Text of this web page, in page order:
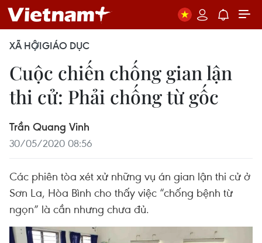
XÃ HỘIGIÁO DỤC
Cuộc chiến chống gian lận
thi cử: Phải chống từ gốc
Trần Quang Vinh
30/05/2020 08:56
Các phiên tòa xét xử những vụ án gian lận thi cử ở
Sơn La, Hòa Bình cho thấy việc “chống bệnh từ
ngọn” là cần nhưng chưa đủ.